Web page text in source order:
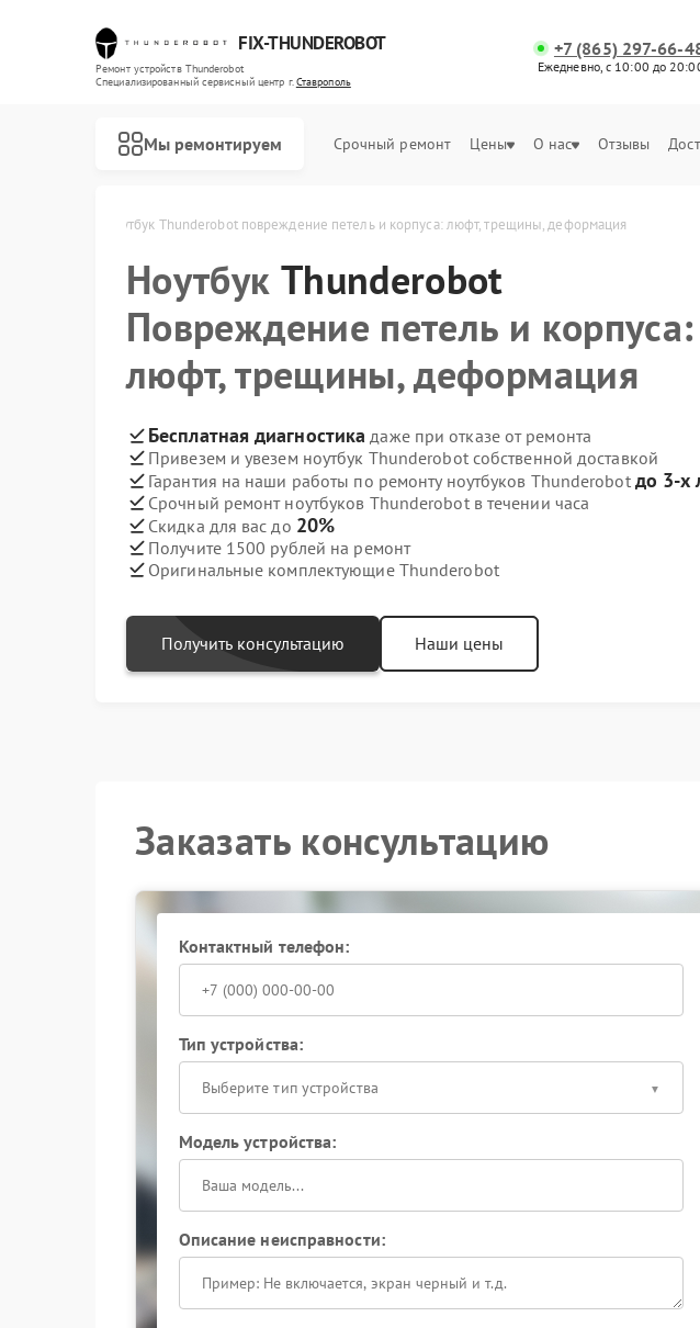
FIX-THUNDEROBOT
Ремонт устройств Thunderobot
Специализированный cервисный центр г.Ставрополь
+7 (865) 297-66-
Ежедневно, с 10:00 до
Мы ремонтируем Срочный ремонт Цены О нас Отзывы
Ноутбук Thunderobot повреждение петель и корпуса: люфт, трещины, деформация
Ноутбук Thunderobot
Повреждение петель и корпуса:
люфт, трещины, деформация
Бесплатная диагностика даже при отказе от ремонта
Привезем и увезем ноутбук Thunderobot собственной доставкой
Гарантия на наши работы по ремонту ноутбуков Thunderobot до 3-х
Срочный ремонт ноутбуков Thunderobot в течении часа
Скидка для вас до 20%
Получите 1500 рублей на ремонт
Оригинальные комплектующие Thunderobot
Получить консультацию Наши цены
Заказать консультацию
Контактный телефон:
Тип устройства:
Выберите тип устройства
Модель устройства:
Описание неисправности: